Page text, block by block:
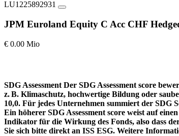
LU1225892931
JPM Euroland Equity C Acc CHF
€ 0.00 Mio
SDG Assessment Der SDG Assessment score
z. B. Klimaschutz, hochwertige Bildung oder
10,0. Für jedes Unternehmen summiert der SDG
Ein höherer SDG Assessment score weist auf
Indikator für die Wirkung des Fonds, also dass
Sie sich bitte direkt an ISS ESG. Weitere